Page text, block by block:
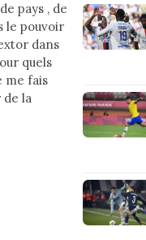
pays , de
le pouvoir
dans
quels
me fais
de la